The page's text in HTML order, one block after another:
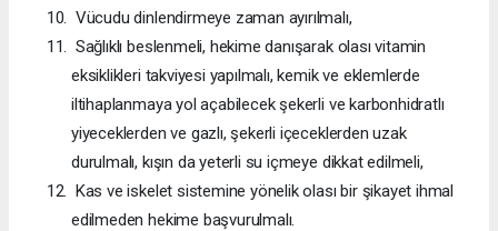
Vücudu dinlendirmeye zaman ayırılmalı,
Sağlıklı beslenmeli, hekime danışarak olası vitamin
eksiklikleri takviyesi yapılmalı, kemik ve eklemlerde
iltihaplanmaya yol açabilecek şekerli ve karbonhidratlı
yiyeceklerden ve gazlı, şekerli içeceklerden uzak
durulmalı, kışın da yeterli su içmeye dikkat edilmeli,
Kas ve iskelet sistemine yönelik olası bir şikayet ihmal
edilmeden hekime başvurulmalı.